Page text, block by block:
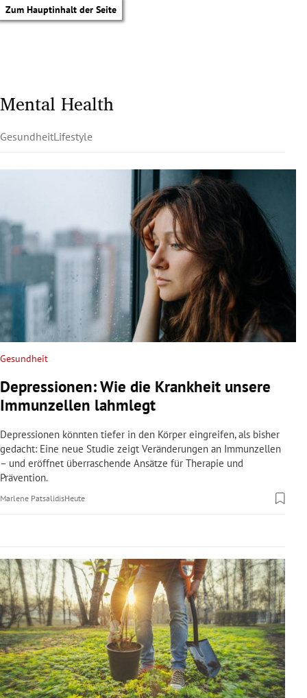
Zum Hauptinhalt der Seite
Untermenü
Untermenü
Untermenü
Untermenü
Untermenü
Untermenü
Untermenü
Mental Health
GesundheitLifestyle
Gesundheit
Depressionen: Wie die Krankheit unsere
Immunzellen lahmlegt
Depressionen könnten tiefer in den Körper eingreifen, als bisher
gedacht: Eine neue Studie zeigt Veränderungen an Immunzellen
– und eröffnet überraschende Ansätze für Therapie und
Prävention.
Marlene PatsalidisHeute